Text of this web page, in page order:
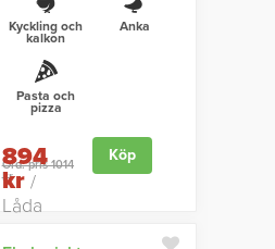
Kyckling och
kalkon
Anka
Pasta och
pizza
Ord. pris 1014
kr
894
kr/
Låda
Köp